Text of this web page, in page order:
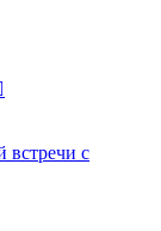
встречи с